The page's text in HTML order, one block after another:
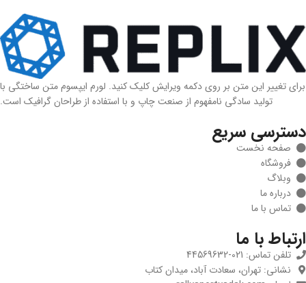
برای تغییر این متن بر روی دکمه ویرایش کلیک کنید. لورم ایپسوم متن ساختگی با
تولید سادگی نامفهوم از صنعت چاپ و با استفاده از طراحان گرافیک است.
دسترسی سریع
صفحه نخست
فروشگاه
وبلاگ
درباره ما
تماس با ما
ارتباط با ما
تلفن تماس: 021-44569632
نشانی: تهران، سعادت آباد، میدان کتاب